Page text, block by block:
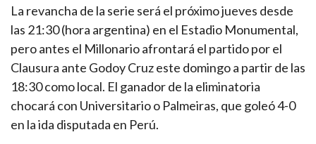
La revancha de la serie será el próximo jueves desde
las 21:30 (hora argentina) en el Estadio Monumental,
pero antes el Millonario afrontará el partido por el
Clausura ante Godoy Cruz este domingo a partir de las
18:30 como local. El ganador de la eliminatoria
chocará con Universitario o Palmeiras, que goleó 4-0
en la ida disputada en Perú.